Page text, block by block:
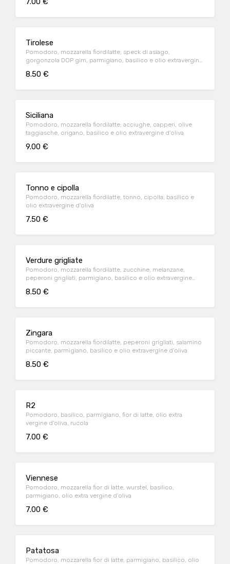
Tirolese
Pomodoro, mozzarella fiordilatte, speck di asiago,
gorgonzola DOP gim, parmigiano, basilico e olio extravergine
8.50 €
Siciliana
Pomodoro, mozzarella fiordilatte, acciughe, capperi, olive
taggiasche, origano, basilico e olio extravergine d'oliva
9.00 €
Tonno e cipolla
Pomodoro, mozzarella fiordilatte, tonno, cipolla, basilico e
olio extravergine d'oliva
7.50 €
Verdure grigliate
Pomodoro, mozzarella fiordilatte, zucchine, melanzane,
peperoni grigliati, parmigiano, basilico e olio extravergine
8.50 €
Zingara
Pomodoro, mozzarella fiordilatte, peperoni grigliati, salamino
piccante, parmigiano, basilico e olio extravergine d'oliva
8.50 €
R2
Pomodoro, basilico, parmigiano, fior di latte, olio extra
vergine d'oliva, rucola
7.00 €
Viennese
Pomodoro, mozzarella fior di latte, wurstel, basilico,
parmigiano, olio extra vergine d'oliva
7.00 €
Patatosa
Pomodoro, mozzarella fior di latte, parmigiano, basilico, olio